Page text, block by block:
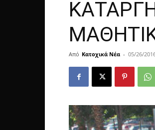
Από Κατοχικά Νέα - 05/26/